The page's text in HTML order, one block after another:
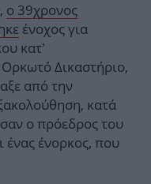
ο 39χρονος
ένοχος για
κατ'
Δικαστήριο,
από την
κατά
ο πρόεδρος του
ένας ένορκος, που